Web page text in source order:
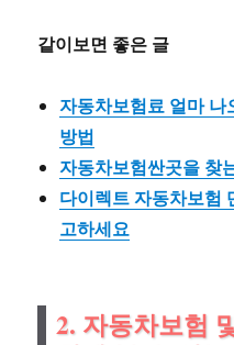
같이보면 좋은 글
자동차보험료 얼마
방법
자동차보험싼곳을 찾
다이렉트 자동차보험
고하세요
2. 자동차보험